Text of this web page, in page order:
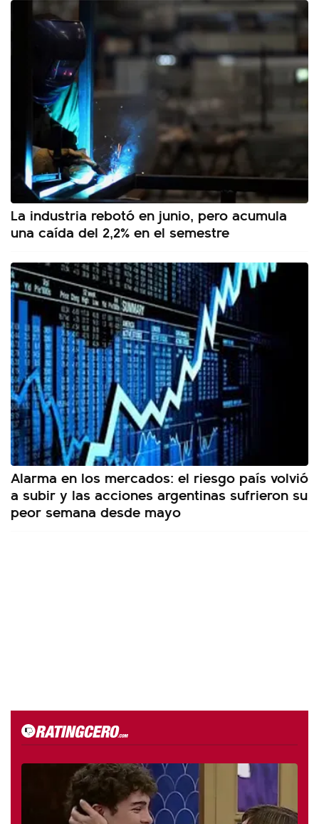
La industria rebotó en junio, pero acumula
una caída del 2,2% en el semestre
Alarma en los mercados: el riesgo país volvió
a subir y las acciones argentinas sufrieron su
peor semana desde mayo